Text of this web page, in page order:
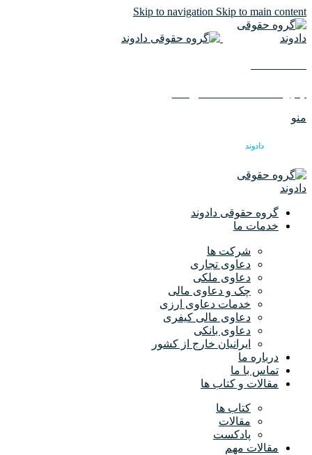
Skip to navigation Skip to main content
منو
دادوند
گروه حقوقی دادوند
خدمات ما
شرکت ها
دعاوی تجاری
دعاوی ملکی
چک و دعاوی مالی
خدمات دعاوی ارزی
دعاوی مالی کیفری
دعاوی بانکی
ایرانیان خارج از کشور
درباره ما
تماس با ما
مقالات و کتاب ها
کتاب ها
مقالات
پادکست
مقالات مهم